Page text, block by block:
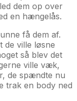
dem op over
en hængelås.
få dem af.
de ville løsne
så blev det
ville væk,
de spændte nu
trak en body ned